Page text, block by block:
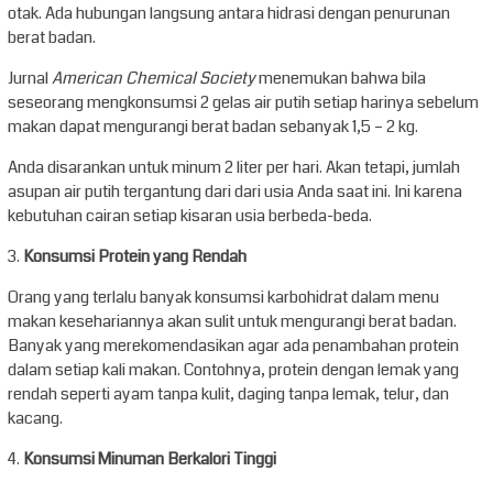
otak. Ada hubungan langsung antara hidrasi dengan penurunan
berat badan.
JurnalAmerican Chemical Societymenemukan bahwa bila
seseorang mengkonsumsi 2 gelas air putih setiap harinya sebelum
makan dapat mengurangi berat badan sebanyak 1,5 – 2 kg.
Anda disarankan untuk minum 2 liter per hari. Akan tetapi, jumlah
asupan air putih tergantung dari dari usia Anda saat ini. Ini karena
kebutuhan cairan setiap kisaran usia berbeda-beda.
3. Konsumsi Protein yang Rendah
Orang yang terlalu banyak konsumsi karbohidrat dalam menu
makan kesehariannya akan sulit untuk mengurangi berat badan.
Banyak yang merekomendasikan agar ada penambahan protein
dalam setiap kali makan. Contohnya, protein dengan lemak yang
rendah seperti ayam tanpa kulit, daging tanpa lemak, telur, dan
kacang.
4. Konsumsi Minuman Berkalori Tinggi